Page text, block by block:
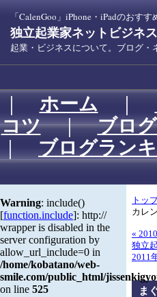
「CalenGoo」iPhone・iPadのおす
独立起業家ネットビジネ
起業・ビジネスについて。ブログ
ホーム
コツ｜ブロ
ブログラン
トッ
カレ
«
独立
2011
ま
Warning: include()
[function.include]: http://
wrapper is disabled in the
server configuration by
allow_url_include=0 in
/home/kobatano/web-
smile.com/public_html/
on line 525